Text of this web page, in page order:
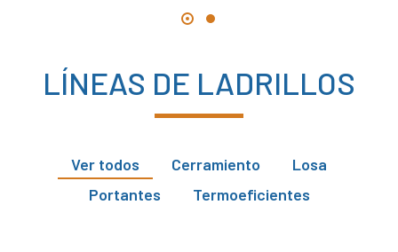
LÍNEAS DE LADRILLOS
Ver todos Cerramiento
Losa
Portantes
Termoeficientes